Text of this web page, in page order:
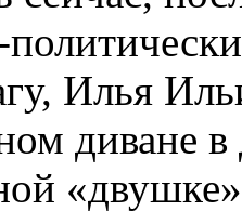
Илья
диване